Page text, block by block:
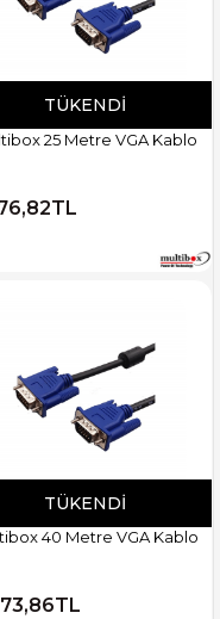
TÜKENDI
25 Metre VGA Kablo
TÜKENDI
40 Metre VGA Kablo